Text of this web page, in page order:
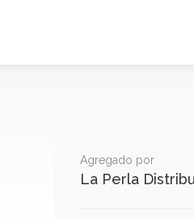
Agregado por
La Perla